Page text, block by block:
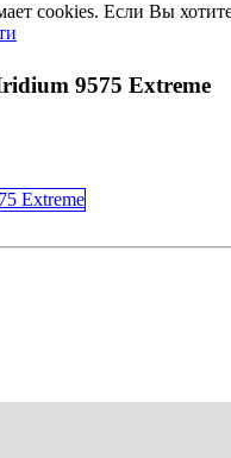
cookies. Если Вы
9575 Extreme